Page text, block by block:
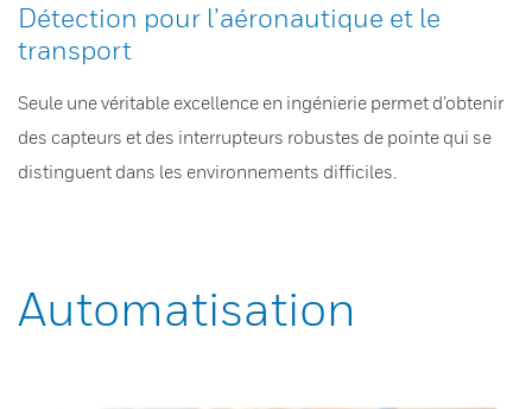
Détection pour l’aéronautique et le
transport
Seule une véritable excellence en ingénierie permet d’obtenir
des capteurs et des interrupteurs robustes de pointe qui se
distinguent dans les environnements difficiles.
Automatisation